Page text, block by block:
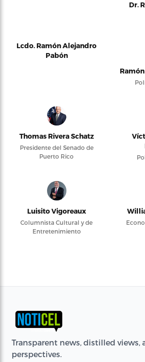
Dr.
Lcdo. Ramón Alejandro
Pabón
Thomas Rivera Schatz
Presidente del Senado de
Puerto Rico
Luisito Vigoreaux
Columnista Cultural y de
Entretenimiento
Transparent news, distilled views,
perspectives.